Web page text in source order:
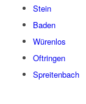
Stein
Baden
Würenlos
Oftringen
Spreitenbach